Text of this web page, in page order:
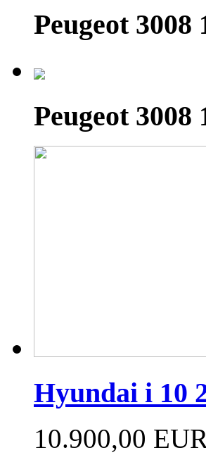
Peugeot 3008
Peugeot
Hyundai i 10
10.900,00